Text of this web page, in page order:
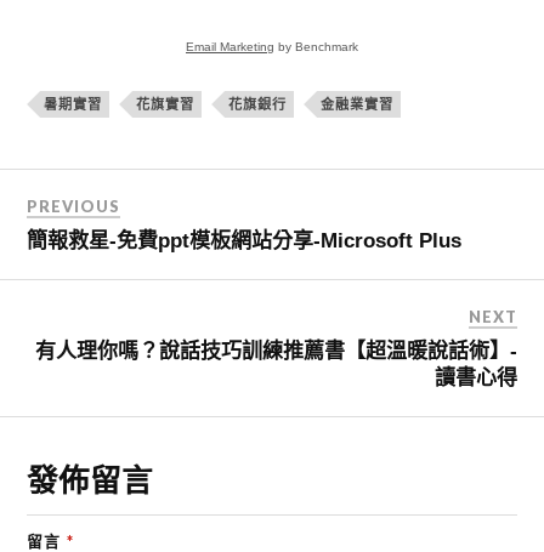
Email Marketing by Benchmark
暑期實習 花旗實習 花旗銀行 金融業實習
PREVIOUS
簡報救星-免費ppt模板網站分享-Microsoft Plus
NEXT
有人理你嗎？說話技巧訓練推薦書【超溫暖說話術】-
讀書心得
發佈留言
留言 *